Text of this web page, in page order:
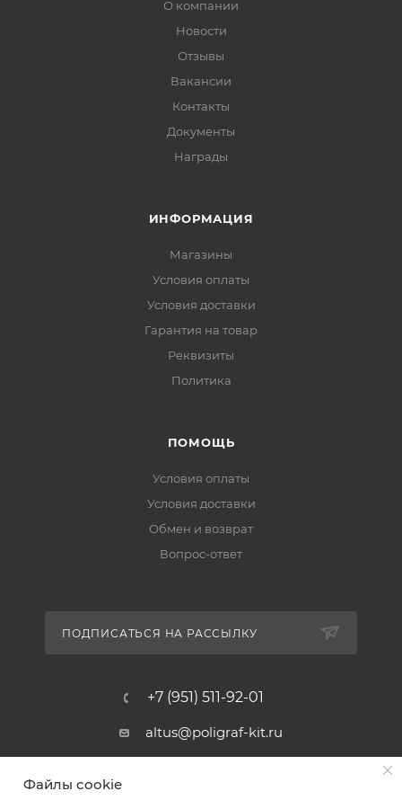
О компании
Новости
Отзывы
Вакансии
Контакты
Документы
Награды
ИНФОРМАЦИЯ
Магазины
Условия оплаты
Условия доставки
Гарантия на товар
Реквизиты
Политика
ПОМОЩЬ
Условия оплаты
Условия доставки
Обмен и возврат
Вопрос-ответ
ПОДПИСАТЬСЯ НА РАССЫЛКУ
+7 (951) 511-92-01
altus@poligraf-kit.ru
Ростовская обл, Аксайский р-н,
Файлы cookie